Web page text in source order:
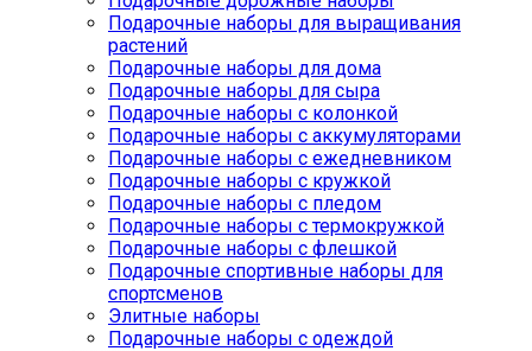
Подарочные наборы для выращивания
растений
Подарочные наборы для дома
Подарочные наборы для сыра
Подарочные наборы с колонкой
Подарочные наборы с аккумуляторами
Подарочные наборы с ежедневником
Подарочные наборы с кружкой
Подарочные наборы с пледом
Подарочные наборы с термокружкой
Подарочные наборы с флешкой
Подарочные спортивные наборы для
спортсменов
Элитные наборы
Подарочные наборы с одеждой